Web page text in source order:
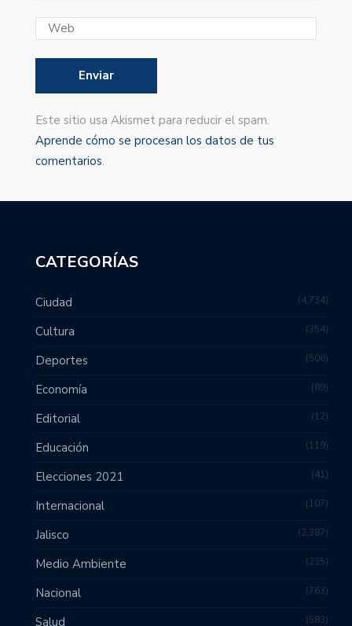
Este sitio usa Akismet para reducir el spam.
Aprende cómo se procesan los datos de tus
comentarios.
CATEGORÍAS
Ciudad 4,734
Cultura 354
Deportes 506
Economía 89
Editorial 12
Educación 119
Elecciones 2021 41
Internacional 107
Jalisco 2,387
Medio Ambiente 235
Nacional 763
Salud 583